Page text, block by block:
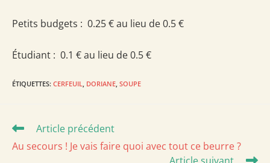
Petits budgets : 0.25 € au lieu de 0.5 €
Étudiant : 0.1 € au lieu de 0.5 €
ÉTIQUETTES: CERFEUIL DORIANE SOUPE
Read
articles
Article précédent
Au secours ! Je vais faire quoi avec tout ce beurre ?